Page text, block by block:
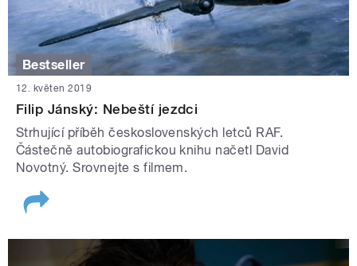
Bestseller
12. květen 2019
Filip Jánský: Nebeští jezdci
Strhující příběh československých letců RAF.
Částečně autobiografickou knihu načetl David
Novotný. Srovnejte s filmem.